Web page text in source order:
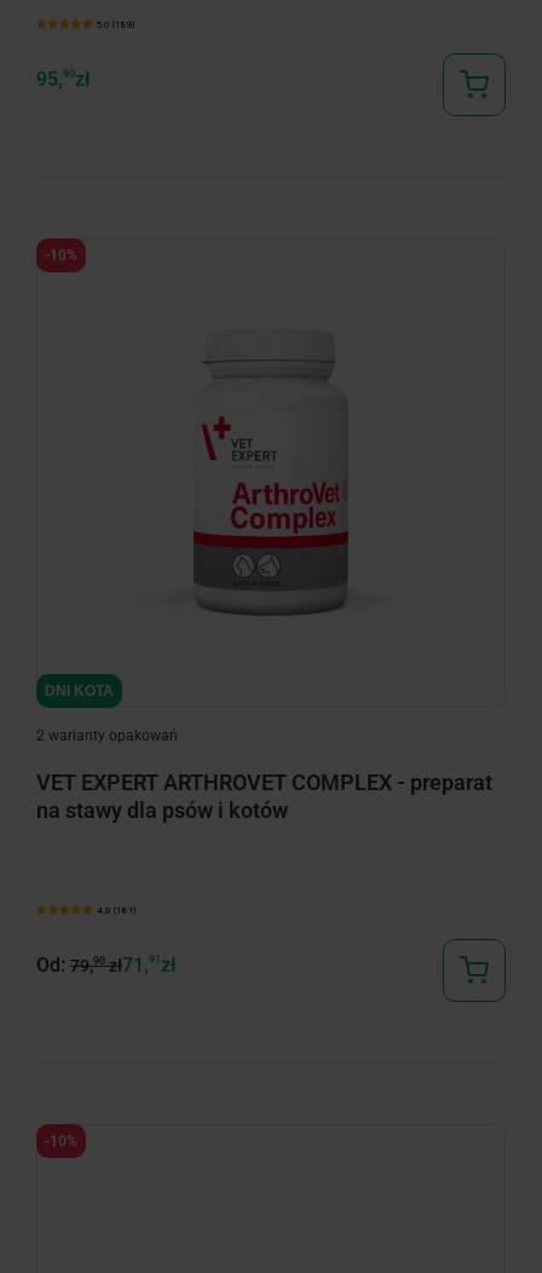
5.0 (189)
95,90zł
DNI KOTA
2 warianty opakowań
VET EXPERT ARTHROVET COMPLEX - preparat
na stawy dla psów i kotów
4.9 (181)
Od: 79,90zł71,91 zł
-10%
-10%